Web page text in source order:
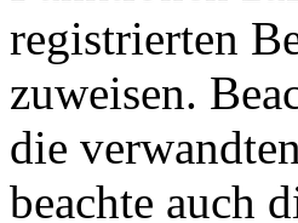
registrierten
zuweisen.
die
beachte auch